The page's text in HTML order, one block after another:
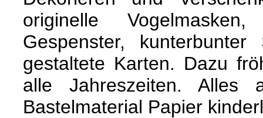
originelle
Gespenster,
gestaltete Karten. Dazu
alle Jahreszeiten. Alles
Bastelmaterial Papier